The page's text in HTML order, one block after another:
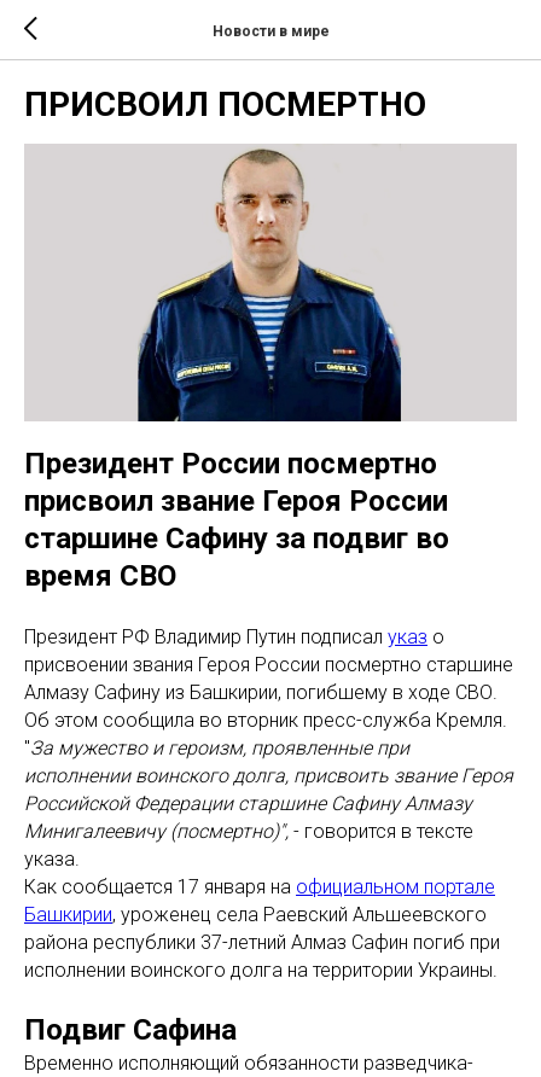
Новости в мире
ПРИСВОИЛ ПОСМЕРТНО
Президент России посмертно
присвоил звание Героя России
старшине Сафину за подвиг во
время СВО
Президент РФ Владимир Путин подписал указ о
присвоении звания Героя России посмертно старшине
Алмазу Сафину из Башкирии, погибшему в ходе СВО.
Об этом сообщила во вторник пресс-служба Кремля.
"За мужество и героизм, проявленные при
исполнении воинского долга, присвоить звание Героя
Российской Федерации старшине Сафину Алмазу
Минигалеевичу (посмертно)", - говорится в тексте
указа.
Как сообщается 17 января на официальном портале
Башкирии, уроженец села Раевский Альшеевского
района республики 37-летний Алмаз Сафин погиб при
исполнении воинского долга на территории Украины.
Подвиг Сафина
Временно исполняющий обязанности разведчика-